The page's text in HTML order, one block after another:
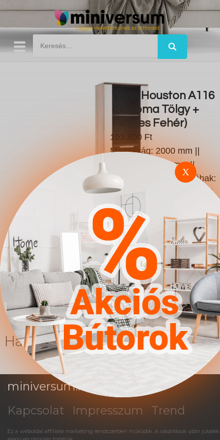
Vitrin Houston A116
(Sonoma Tölgy +
Fényes Fehér)
103.800 Ft
Magasság: 2000 mm ||
Szélesség: 600 mm ||
Mélység: 400 mm || Lábak:
Műanyag || Ajtók száma: 1
db. || Fiókok száma: 2 db. ||
Súly: 53 kg || Bútor típusa:
Fiókos || Bútor típusa:
Ajtókkal || Szín: Sonoma
tölgy || Szín: Fényes fehér ||
Anyagok: Laminált
forgácslap || Anyagok:
Edzett üveg || Kiegészítő
anyag: ABS
Hasonló termékek
miniversum.hu
Kapcsolat
Impresszum Trend
Ez a weboldal affiliate marketing rendszerben működik. A vásárlások után jutalék
X